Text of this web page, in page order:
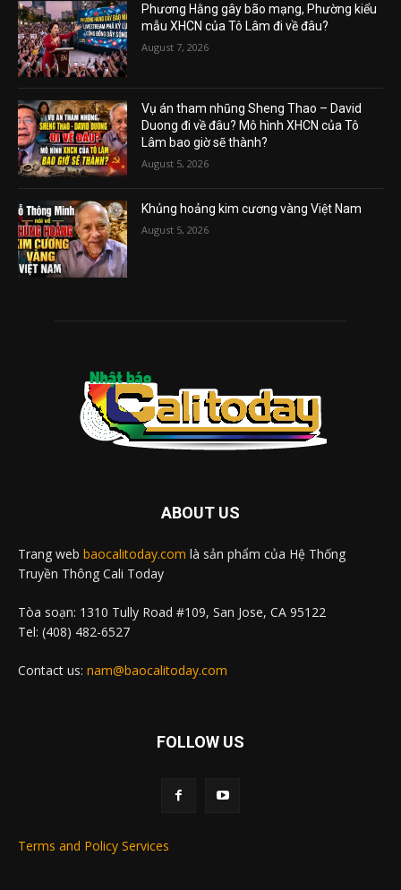
Phương Hằng gây bão mạng, Phường kiểu
mẫu XHCN của Tô Lâm đi về đâu?
August 7, 2026
Vụ án tham nhũng Sheng Thao – David
Duong đi về đâu? Mô hình XHCN của Tô
Lâm bao giờ sẽ thành?
August 5, 2026
Khủng hoảng kim cương vàng Việt Nam
August 5, 2026
ABOUT US
Trang web baocalitoday.com là sản phẩm của Hệ Thống
Truyền Thông Cali Today
Tòa soạn: 1310 Tully Road #109, San Jose, CA 95122
Tel: (408) 482-6527
Contact us: nam@baocalitoday.com
FOLLOW US
Terms and Policy Services